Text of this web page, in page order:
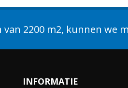
van 2200 m2, kunnen we
INFORMATIE